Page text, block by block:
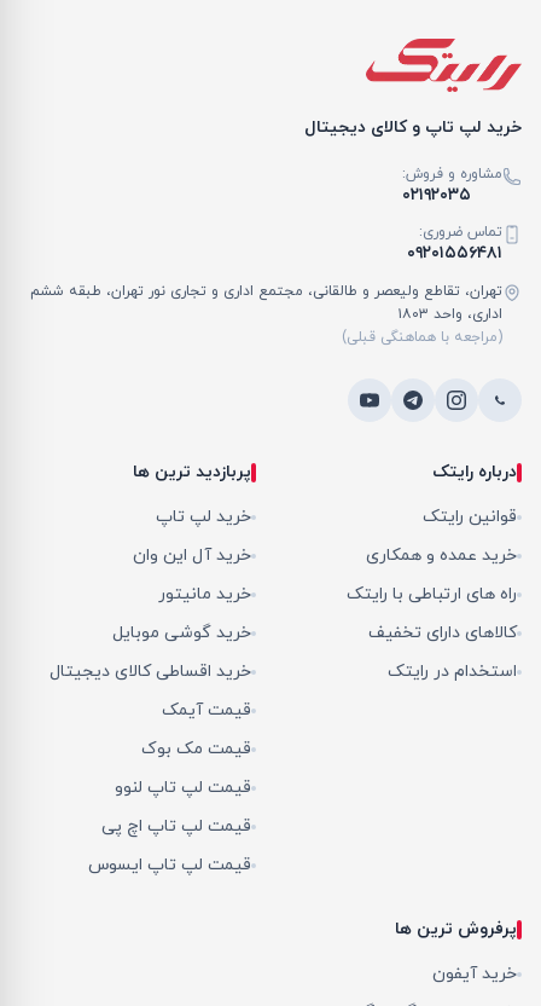
خرید لپ تاپ و کالای دیجیتال
مشاوره و فروش:
۰۲۱۹۲۰۳۵
تماس ضروری:
۰۹۲۰۱۵۵۶۴۸۱
تهران، تقاطع ولیعصر و طالقانی، مجتمع اداری و تجاری نور تهران، طبقه ششم
اداری، واحد ۱۸۰۳
(مراجعه با هماهنگی قبلی)
درباره رایتک
قوانین رایتک
خرید عمده و همکاری
راه های ارتباطی با رایتک
کالاهای دارای تخفیف
استخدام در رایتک
پربازدید ترین ها
خرید لپ تاپ
خرید آل این وان
خرید مانیتور
خرید گوشی موبایل
خرید اقساطی کالای دیجیتال
قیمت آیمک
قیمت مک بوک
قیمت لپ تاپ لنوو
قیمت لپ تاپ اچ پی
قیمت لپ تاپ ایسوس
پرفروش ترین ها
خرید آیفون